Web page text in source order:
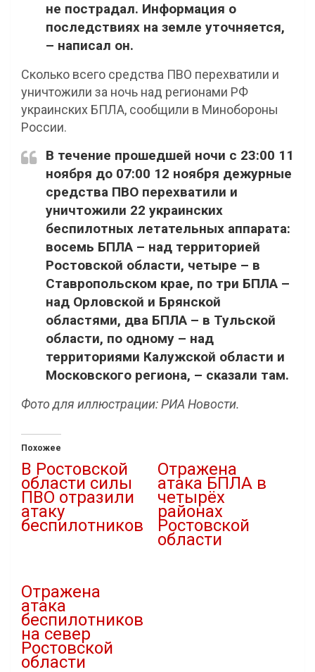
не пострадал. Информация о
последствиях на земле уточняется,
– написал он.
Сколько всего средства ПВО перехватили и
уничтожили за ночь над регионами РФ
украинских БПЛА, сообщили в Минобороны
России.
В течение прошедшей ночи с 23:00 11
ноября до 07:00 12 ноября дежурные
средства ПВО перехватили и
уничтожили 22 украинских
беспилотных летательных аппарата:
восемь БПЛА – над территорией
Ростовской области, четыре – в
Ставропольском крае, по три БПЛА –
над Орловской и Брянской
областями, два БПЛА – в Тульской
области, по одному – над
территориями Калужской области и
Московского региона, – сказали там.
Фото для иллюстрации: РИА Новости.
Похожее
В Ростовской
области силы
ПВО отразили
атаку
беспилотников
Отражена
атака БПЛА в
четырёх
районах
Ростовской
области
Отражена
атака
беспилотников
на север
Ростовской
области